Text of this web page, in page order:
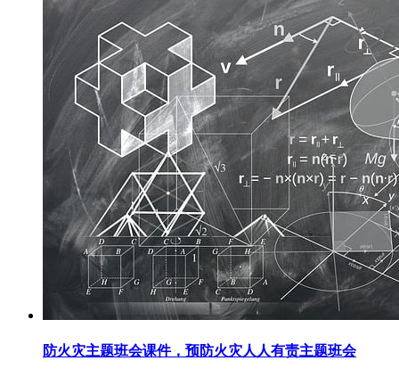
防火灾主题班会课件，预防火灾人人有责主题班会